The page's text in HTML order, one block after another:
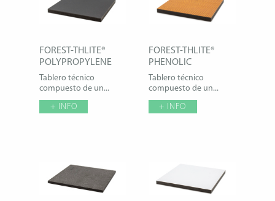
FOREST-THLITE®
POLYPROPYLENE
Tablero técnico
compuesto de un...
+ INFO
FOREST-THLITE®
PHENOLIC
Tablero técnico
compuesto de un...
+ INFO